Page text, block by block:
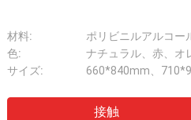
材料:
色:
自然、赤、青、黄色
サイズ:
接触
のペーパー行間に書き込む生地